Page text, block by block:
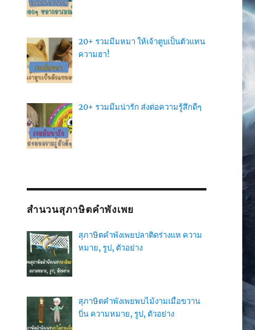
20+ รวมมีมหมา ให้เจ้าตูบเป็นตัวแทน
ความฮา!
20+ รวมมีมน่ารัก ส่งต่อความรู้สึกดีๆ
สำนวนสุภาษิตคำพังเพย
สุภาษิตคำพังเพยปลาติดร่างแห ความ
หมาย, รูป, ตัวอย่าง
สุภาษิตคำพังเพยพบไม้งามเมื่อขวาน
บิ่น ความหมาย, รูป, ตัวอย่าง